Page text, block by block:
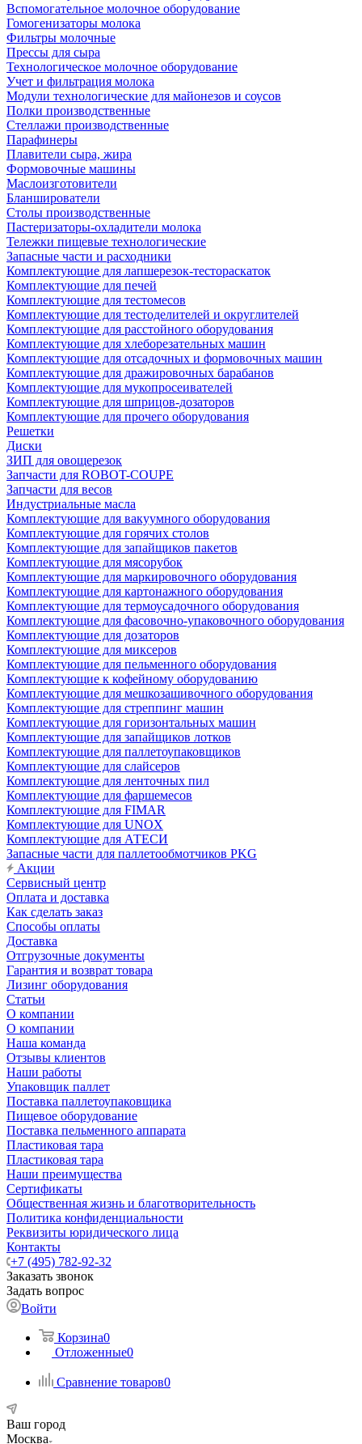
Вспомогательное молочное оборудование
Гомогенизаторы молока
Фильтры молочные
Прессы для сыра
Технологическое молочное оборудование
Учет и фильтрация молока
Модули технологические для майонезов и соусов
Полки производственные
Стеллажи производственные
Парафинеры
Плавители сыра, жира
Формовочные машины
Маслоизготовители
Бланширователи
Столы производственные
Пастеризаторы-охладители молока
Тележки пищевые технологические
Запасные части и расходники
Комплектующие для лапшерезок-тестораскаток
Комплектующие для печей
Комплектующие для тестомесов
Комплектующие для тестоделителей и округлителей
Комплектующие для расстойного оборудования
Комплектующие для хлеборезательных машин
Комплектующие для отсадочных и формовочных машин
Комплектующие для дражировочных барабанов
Комплектующие для мукопросеивателей
Комплектующие для шприцов-дозаторов
Комплектующие для прочего оборудования
Решетки
Диски
ЗИП для овощерезок
Запчасти для ROBOT-COUPE
Запчасти для весов
Индустриальные масла
Комплектующие для вакуумного оборудования
Комплектующие для горячих столов
Комплектующие для запайщиков пакетов
Комплектующие для мясорубок
Комплектующие для маркировочного оборудования
Комплектующие для картонажного оборудования
Комплектующие для термоусадочного оборудования
Комплектующие для фасовочно-упаковочного оборудования
Комплектующие для дозаторов
Комплектующие для миксеров
Комплектующие для пельменного оборудования
Комплектующие к кофейному оборудованию
Комплектующие для мешкозашивочного оборудования
Комплектующие для стреппинг машин
Комплектующие для горизонтальных машин
Комплектующие для запайщиков лотков
Комплектующие для паллетоупаковщиков
Комплектующие для слайсеров
Комплектующие для ленточных пил
Комплектующие для фаршемесов
Комплектующие для FIMAR
Комплектующие для UNOX
Комплектующие для АТЕСИ
Запасные части для паллетообмотчиков PKG
Акции
Сервисный центр
Оплата и доставка
Как сделать заказ
Способы оплаты
Доставка
Отгрузочные документы
Гарантия и возврат товара
Лизинг оборудования
Статьи
О компании
О компании
Наша команда
Отзывы клиентов
Наши работы
Упаковщик паллет
Поставка паллетоупаковщика
Пищевое оборудование
Поставка пельменного аппарата
Пластиковая тара
Пластиковая тара
Наши преимущества
Сертификаты
Общественная жизнь и благотворительность
Политика конфиденциальности
Реквизиты юридического лица
Контакты
+7 (495) 782-92-32
Заказать звонок
Задать вопрос
Войти
Корзина0
Отложенные0
Сравнение товаров0
Ваш город
Москва